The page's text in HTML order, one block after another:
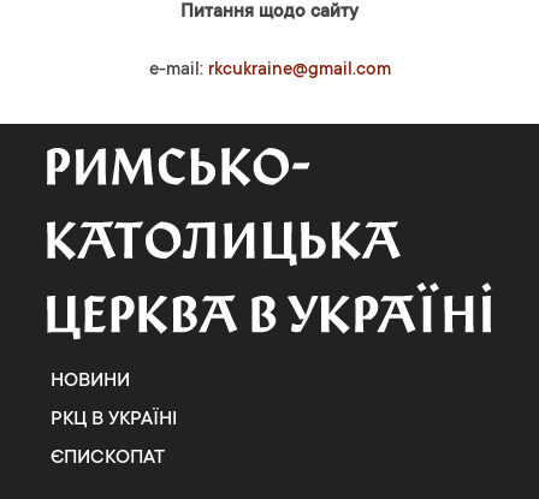
Питання щодо сайту
e-mail: rkcukraine@gmail.com
НОВИНИ
РКЦ В УКРАЇНІ
ЄПИСКОПАТ